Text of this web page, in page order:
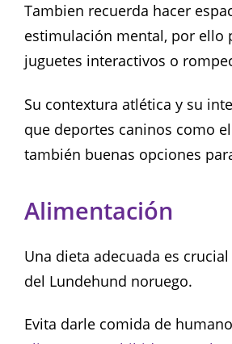
Tambien recuerda hacer
estimulación mental, por ello
juguetes interactivos o
Su contextura atlética y su
que deportes caninos como
también buenas opciones
Alimentación
Una dieta adecuada es
del Lundehund noruego.
Evita darle comida de